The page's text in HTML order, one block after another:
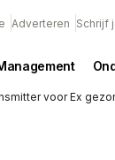
Adverteren Schrijf
voor Ex